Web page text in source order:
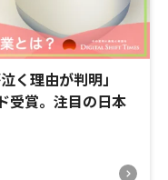
く理由が判明」
受賞。注目の日本